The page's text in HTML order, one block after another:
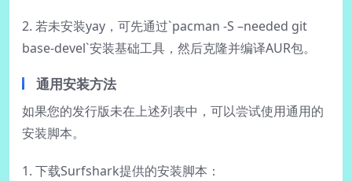
2. 若未安装yay，可先通过`pacman -S –needed git
base-devel`安装基础工具，然后克隆并编译AUR包。
通用安装方法
如果您的发行版未在上述列表中，可以尝试使用通用的
安装脚本。
1. 下载Surfshark提供的安装脚本：